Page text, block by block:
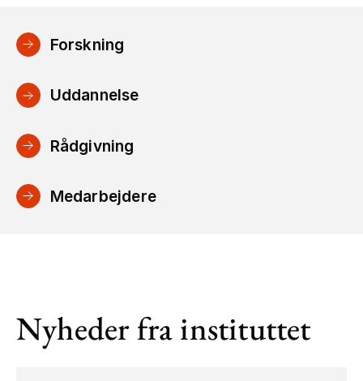
Forskning
Uddannelse
Rådgivning
Medarbejdere
Nyheder fra instituttet